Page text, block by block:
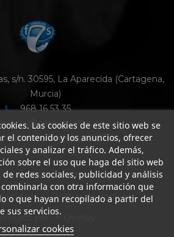
s/n. 30595, La Aparecida (Cartagena,
Murcia)
968 16 53 35
ComercialFES
condiciones
Aviso legal
Política de cookies
por
Las cookies de este sitio web se
el contenido y los anuncios, ofrecer
y analizar el tráfico. Además,
sobre el uso que haga del sitio web
redes sociales, publicidad y análisis
con otra información que
o que hayan recopilado a partir del
sus servicios.
cookies